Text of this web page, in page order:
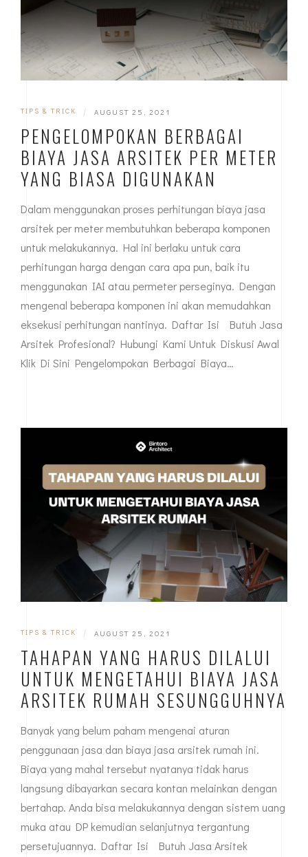
TIPS & TRICK | AUGUST 25, 2021
PENGELOMPOKAN BERBAGAI
BIAYA JASA ARSITEK PER METER
YANG BIASA DIGUNAKAN
Dalam menggunakan proses perhitungan biaya jasa
arsitek per meter membutuhkan beberapa komponen
untuk melakukannya. Hal ini berlaku untuk cara
perhitungan harga dengan cara apa pun, baik itu
menggunakan IAI atau permeter perseginya. Dengan
mengenal beberapa komponen ini akan memudahkan
eksekusi perhitungan nantinya. Daftar Isi Butuh Jasa
Arsitek Profesional? Hubungi Kami Untuk Diskusi Awal
Klik Di Sini Pengelompokan Berbagai Biaya…
TIPS & TRICK | AUGUST 25, 2021
TAHAPAN YANG HARUS DILALUI
UNTUK MENGETAHUI BIAYA JASA
ARSITEK RUMAH SESUNGGUHNYA
Banyak yang belum paham mengenai aturan
penggunaan jasa dan biaya jasa arsitek rumah ini.
Biaya yang mahal tersebut nyatanya tidak harus
langsung dibayarkan secara kontan melainkan dengan
bertahap. Anda bisa melakukannya dengan sistem uang
muka atau DP kemudian selanjutnya tergantung
persetujuannya. Daftar Isi Butuh Jasa Arsitek